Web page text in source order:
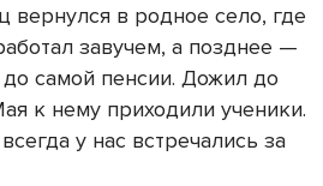
в родное село, где
завучем, а позднее —
самой пенсии. Дожил до
к нему приходили ученики.
у нас встречались за